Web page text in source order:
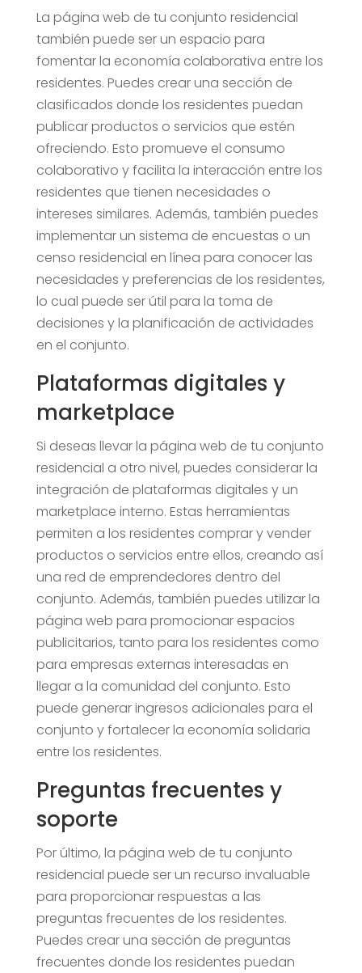
La página web de tu conjunto residencial
también puede ser un espacio para
fomentar la economía colaborativa entre los
residentes. Puedes crear una sección de
clasificados donde los residentes puedan
publicar productos o servicios que estén
ofreciendo. Esto promueve el consumo
colaborativo y facilita la interacción entre los
residentes que tienen necesidades o
intereses similares. Además, también puedes
implementar un sistema de encuestas o un
censo residencial en línea para conocer las
necesidades y preferencias de los residentes,
lo cual puede ser útil para la toma de
decisiones y la planificación de actividades
en el conjunto.
Plataformas digitales y
marketplace
Si deseas llevar la página web de tu conjunto
residencial a otro nivel, puedes considerar la
integración de plataformas digitales y un
marketplace interno. Estas herramientas
permiten a los residentes comprar y vender
productos o servicios entre ellos, creando así
una red de emprendedores dentro del
conjunto. Además, también puedes utilizar la
página web para promocionar espacios
publicitarios, tanto para los residentes como
para empresas externas interesadas en
llegar a la comunidad del conjunto. Esto
puede generar ingresos adicionales para el
conjunto y fortalecer la economía solidaria
entre los residentes.
Preguntas frecuentes y
soporte
Por último, la página web de tu conjunto
residencial puede ser un recurso invaluable
para proporcionar respuestas a las
preguntas frecuentes de los residentes.
Puedes crear una sección de preguntas
frecuentes donde los residentes puedan